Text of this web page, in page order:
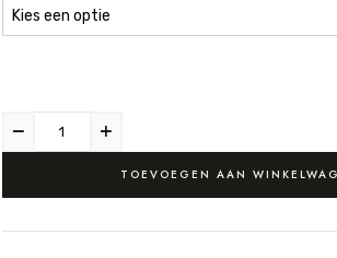
TOEVOEGEN AAN